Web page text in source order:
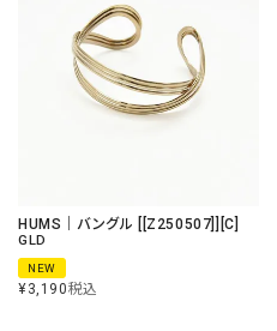
HUMS｜バングル [[Z250507]][C]
GLD
NEW
¥3,190税込